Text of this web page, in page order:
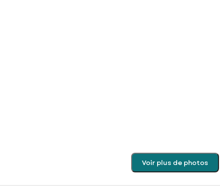
Voir plus de photos